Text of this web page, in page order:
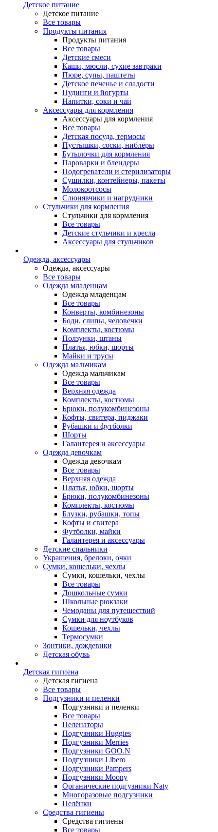
Детское питание
Детское питание
Все товары
Продукты питания
Продукты питания
Все товары
Детские смеси
Каши, мюсли, сухие завтраки
Пюре, супы, паштеты
Детское печенье и сладости
Пудинги и йогурты
Напитки, соки и чаи
Аксессуары для кормления
Аксессуары для кормления
Все товары
Детская посуда, термосы
Пустышки, соски, ниблеры
Бутылочки для кормления
Пароварки и блендеры
Подогреватели и стерилизаторы
Сушилки, контейнеры, пакеты
Молокоотсосы
Слюнявчики и нагрудники
Стульчики для кормления
Стульчики для кормления
Все товары
Детские стульчики и кресла
Аксессуары для стульчиков
Одежда, аксессуары
Одежда, аксессуары
Все товары
Одежда младенцам
Одежда младенцам
Все товары
Конверты, комбинезоны
Боди, слипы, человечки
Комплекты, костюмы
Ползунки, штаны
Платья, юбки, шорты
Майки и трусы
Одежда мальчикам
Одежда мальчикам
Все товары
Верхняя одежда
Комплекты, костюмы
Брюки, полукомбинезоны
Кофты, свитера, пиджаки
Рубашки и футболки
Шорты
Галантерея и аксессуары
Одежда девочкам
Одежда девочкам
Все товары
Верхняя одежда
Платья, юбки, шорты
Брюки, полукомбинезоны
Комплекты, костюмы
Блузки, рубашки, топы
Кофты и свитера
Футболки, майки
Галантерея и аксессуары
Детские спальники
Украшения, брелоки, очки
Сумки, кошельки, чехлы
Сумки, кошельки, чехлы
Все товары
Дошкольные сумки
Школьные рюкзаки
Чемоданы для путешествий
Сумки для ноутбуков
Кошельки, чехлы
Термосумки
Зонтики, дождевики
Детская обувь
Детская гигиена
Детская гигиена
Все товары
Подгузники и пеленки
Подгузники и пеленки
Все товары
Пеленаторы
Подгузники Huggies
Подгузники Merries
Подгузники GOO.N
Подгузники Libero
Подгузники Pampers
Подгузники Moony
Органические подгузники Naty
Многоразовые подгузники
Пелёнки
Средства гигиены
Средства гигиены
Все товары